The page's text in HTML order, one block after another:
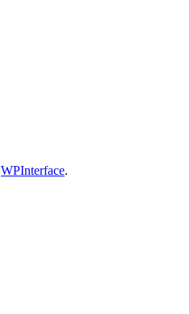
WPInterface.